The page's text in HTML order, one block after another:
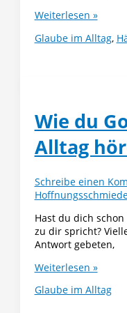
Fluch
Segen:
Alltag
(Teil
2/3)
Weiterlesen »
Glaube im Alltag,
Wie du
Alltag
Schreibe einen
Hast du dich
zu dir spricht?
Antwort gebeten,
Wie
Gottes
Weiterlesen »
Glaube im Alltag